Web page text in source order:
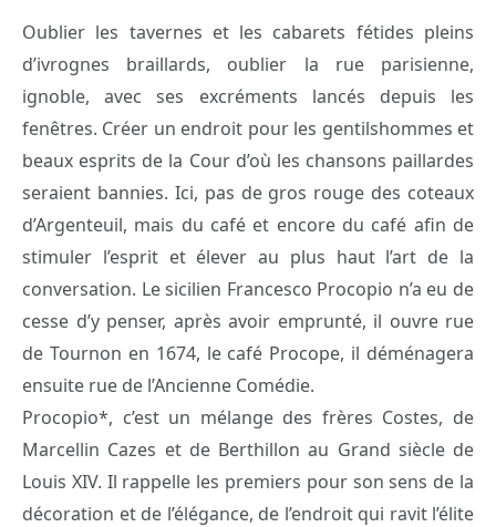
Oublier les tavernes et les cabarets fétides pleins
d’ivrognes braillards, oublier la rue parisienne,
ignoble, avec ses excréments lancés depuis les
fenêtres. Créer un endroit pour les gentilshommes et
beaux esprits de la Cour d’où les chansons paillardes
seraient bannies. Ici, pas de gros rouge des coteaux
d’Argenteuil, mais du café et encore du café afin de
stimuler l’esprit et élever au plus haut l’art de la
conversation. Le sicilien Francesco Procopio n’a eu de
cesse d’y penser, après avoir emprunté, il ouvre rue
de Tournon en 1674, le café Procope, il déménagera
ensuite rue de l’Ancienne Comédie.
Procopio*, c’est un mélange des frères Costes, de
Marcellin Cazes et de Berthillon au Grand siècle de
Louis XIV. Il rappelle les premiers pour son sens de la
décoration et de l’élégance, de l’endroit qui ravit l’élite